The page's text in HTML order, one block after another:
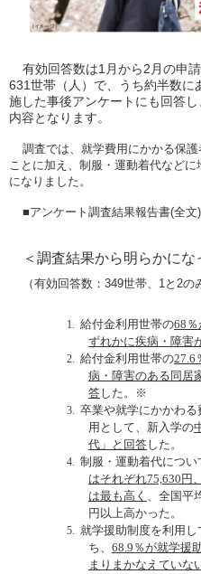
有効回答数は1月から2月の申
631世帯（人）で、うち約半数に
施した事後アンケートにも回答
内容となります。
調査では、就学費用にかかる保
ことに加え、制服・運動着代など
になりました。
■アンケート調査結果報告書(全文)
＜調査結果から明らかにな
（有効回答数： 349世帯、 1と 2の
1. 給付金利用世帯の68
ずれかに疾病・障害
2. 給付金利用世帯の27.6
病・障害のある同居
答した。※
3. 卒業や就学にかかわる
用として、新入学の
代」と回答した。
4. 制服・運動着代につい
はそれぞれ75,630 円、
は最も高く 、全国平
円以上高かった。
5. 就学援助制度を利用
ち、 68.9 ％が就学援
まりまかなえていな